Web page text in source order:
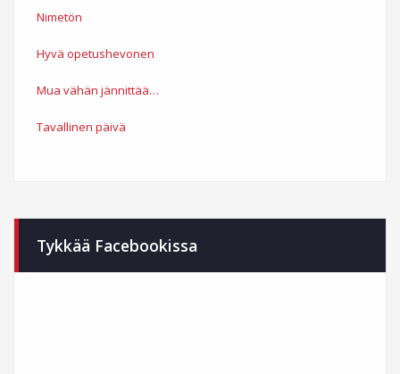
Nimetön
Hyvä opetushevonen
Mua vähän jännittää…
Tavallinen päivä
Tykkää Facebookissa